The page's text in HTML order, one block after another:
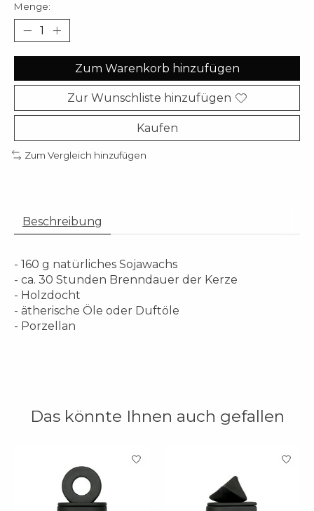
Menge:
Zum Warenkorb hinzufügen
Zur Wunschliste hinzufügen
Kaufen
Zum Vergleich hinzufügen
Beschreibung
- 160 g natürliches Sojawachs
- ca. 30 Stunden Brenndauer der Kerze
- Holzdocht
- ätherische Öle oder Duftöle
- Porzellan
Das könnte Ihnen auch gefallen
Produkt-Karussell-Artikel